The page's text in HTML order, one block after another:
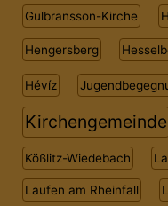
Gulbransson-Kirche
Hengersberg
Hévíz
Kirchengemeinde
Kößlitz-Wiedebach
Laufen am Rheinfall